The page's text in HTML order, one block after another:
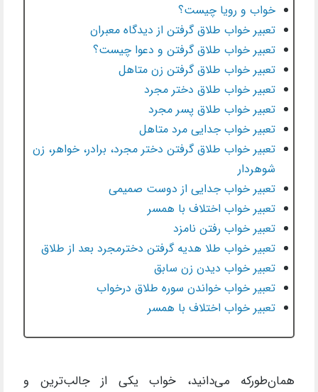
خواب و رویا چیست؟
تعبیر خواب طلاق گرفتن از دیدگاه معبران
تعبیر خواب طلاق گرفتن و دعوا چیست؟
تعبیر خواب طلاق گرفتن زن متاهل
تعبیر خواب طلاق دختر مجرد
تعبیر خواب طلاق پسر مجرد
تعبیر خواب جدایی مرد متاهل
تعبیر خواب طلاق گرفتن دختر مجرد، برادر، خواهر، زن
شوهردار
تعبیر ‌خواب جدایی از دوست صمیمی
تعبیر خواب اختلاف با همسر
تعبیر خواب رفتن نامزد
تعبیر خواب طلا هدیه گرفتن دخترمجرد بعد از طلاق
تعبیر خواب دیدن زن سابق
تعبیر خواب خواندن سوره طلاق درخواب
تعبیر خواب اختلاف با همسر
همان‌طورکه می‌دانید، خواب یکی از جالب‌ترین و